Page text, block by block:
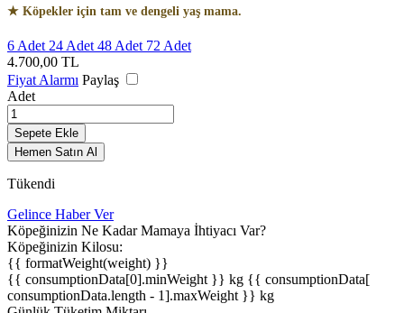
★ Köpekler için tam ve dengeli yaş mama.
6 Adet 24 Adet 48 Adet 72 Adet
4.700,00 TL
Fiyat Alarmı Paylaş
Adet
Sepete Ekle
Hemen Satın Al
Tükendi
Gelince Haber Ver
Köpeğinizin Ne Kadar Mamaya İhtiyacı Var?
Köpeğinizin Kilosu:
{{ formatWeight(weight) }}
{{ consumptionData[0].minWeight }} kg {{ consumptionData[
consumptionData.length - 1].maxWeight }} kg